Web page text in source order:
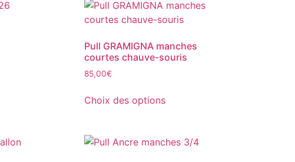
Pull GRAMIGNA manches
courtes chauve-souris
85,00€
Choix des options